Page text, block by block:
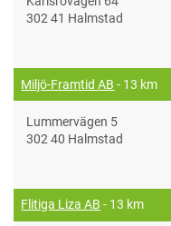
302 41 Halmstad
Miljö-Framtid AB - 13 km
Lummervägen 5
302 40 Halmstad
Flitiga Liza AB - 13 km